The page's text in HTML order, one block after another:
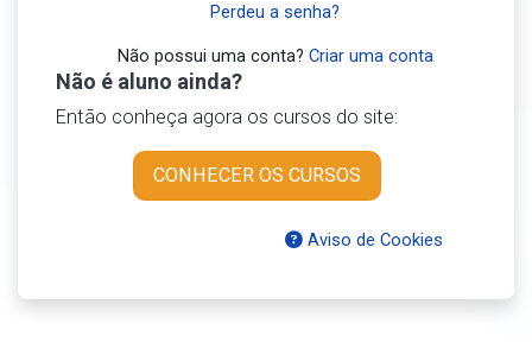
Perdeu a senha?
Não possui uma conta? Criar uma conta
Não é aluno ainda?
Então conheça agora os cursos do site:
CONHECER OS CURSOS
Aviso de Cookies